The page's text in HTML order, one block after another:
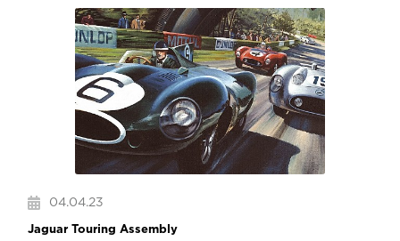
04.04.23
Jaguar Touring Assembly